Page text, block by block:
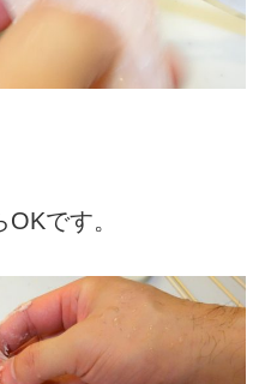
です。